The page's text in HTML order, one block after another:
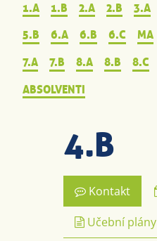
4.B
Kontakt
Učební plány
1.A 1.B 2.A 2.B 3.A
5.B
6.A 6.B 6.C MA
7.A
7.B 8.A 8.B 8.C
ABSOLVENTI